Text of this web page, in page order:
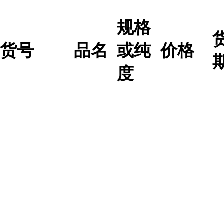
货号 品名
规格
或纯
度
价格